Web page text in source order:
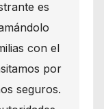
es
con el
por
seguros.